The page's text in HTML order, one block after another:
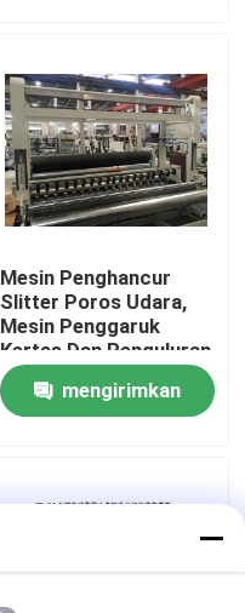
Mesin Penghancur
Slitter Poros Udara,
Mesin Penggaruk
Kertas Dan Penguluran
200 M / Menit
mengirimkan